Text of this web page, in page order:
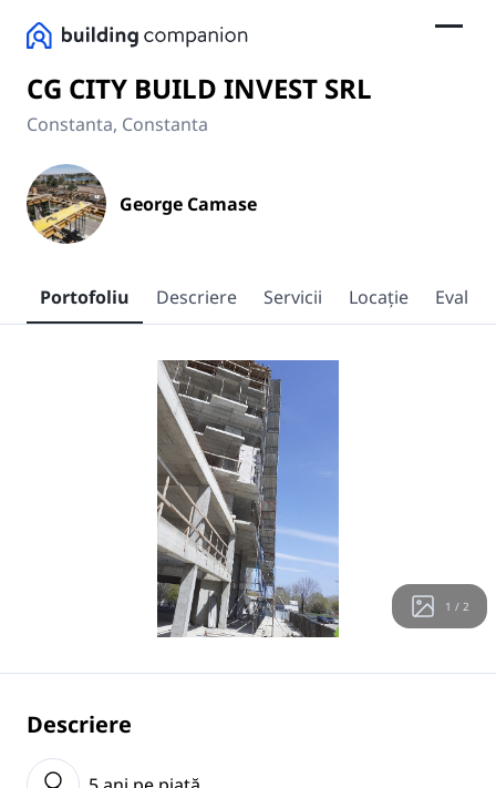
CG CITY BUILD INVEST SRL
Constanta, Constanta
George Camase
Portofoliu Descriere Servicii Locaţie
1 / 2
Descriere